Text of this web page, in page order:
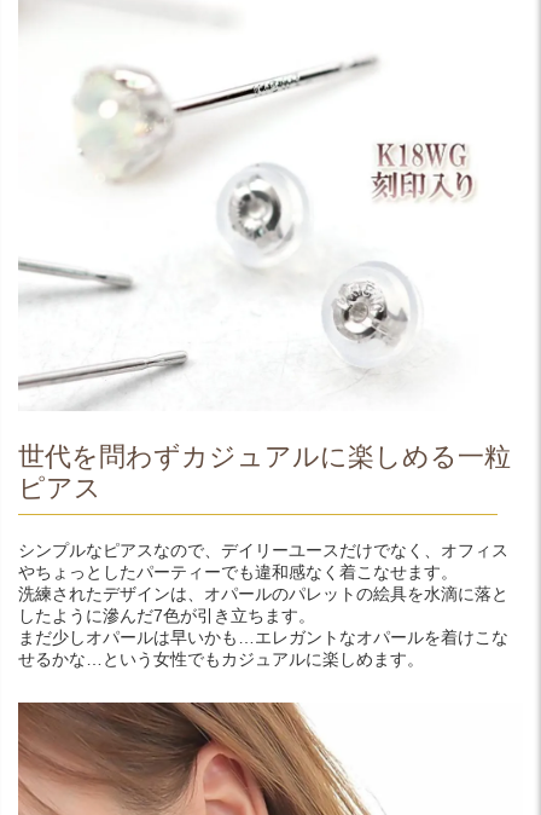
世代を問わずカジュアルに楽しめる一粒
ピアス
シンプルなピアスなので、デイリーユースだけでなく、オフィス
やちょっとしたパーティーでも違和感なく着こなせます。
洗練されたデザインは、オパールのパレットの絵具を水滴に落と
したように滲んだ7色が引き立ちます。
まだ少しオパールは早いかも…エレガントなオパールを着けこな
せるかな…という女性でもカジュアルに楽しめます。